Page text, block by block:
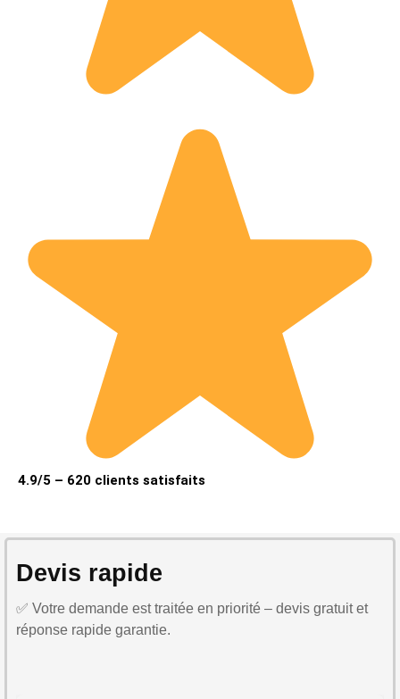
4.9/5 – 620 clients satisfaits
Devis rapide
✅ Votre demande est traitée en priorité – devis gratuit et
réponse rapide garantie.